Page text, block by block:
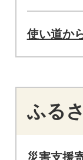
使い道か
ふる
災害支援